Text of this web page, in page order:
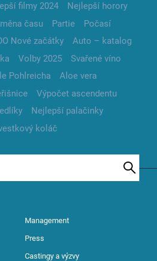
filmy 2024
Nejlepší horory
času Partie
Počasí
Nové začátky
Auto – katalog
Volby 2025
Svařené víno
Pohlreicha
Aloe vera
Výpočet ascendentu
Nejlepší palačinky
koláč
Management
Press
Castingy a výzvy